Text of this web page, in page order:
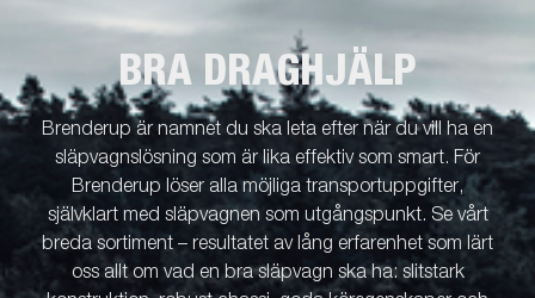
BRA DRAGHJÄLP
Brenderup är namnet du ska leta efter när du vill ha en
släpvagnslösning som är lika effektiv som smart. För
Brenderup löser alla möjliga transportuppgifter,
självklart med släpvagnen som utgångspunkt. Se vårt
breda sortiment – resultatet av lång erfarenhet som lärt
oss allt om vad en bra släpvagn ska ha: slitstark